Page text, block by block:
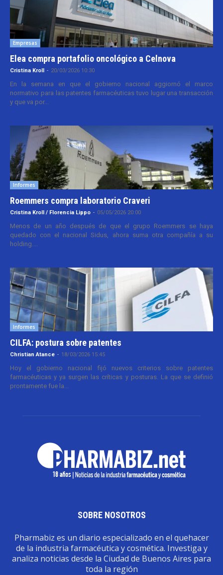
Empresas
Elea compra portafolio oncológico a Celnova
Cristina Kroll - 20/03/2026 10:30
En la semana en que el gobierno nacional aggiornó el marco
normativo para las patentes farmacéuticas tuvo lugar una transacción
y que va por...
Informes
Roemmers compra laboratorio Craveri
Cristina Kroll / Florencia Lippo - 05/05/2026 20:00
Menos de un año después de que el grupo Roemmers se haya
quedado con el nacional Sidus, ahora suma otra compañía a su
holding....
Informes
CILFA: postura sobre patentes
Christian Atance - 18/03/2026 15:45
Hoy el gobierno nacional fijó nuevos criterios sobre patentes
farmacéuticas y ya surgen las críticas y posturas. La que se definió
prontamente fue la...
SOBRE NOSOTROS
Pharmabiz es un diario especializado en el quehacer
de la industria farmacéutica y cosmética. Investiga y
analiza noticias desde la Ciudad de Buenos Aires para
toda la región